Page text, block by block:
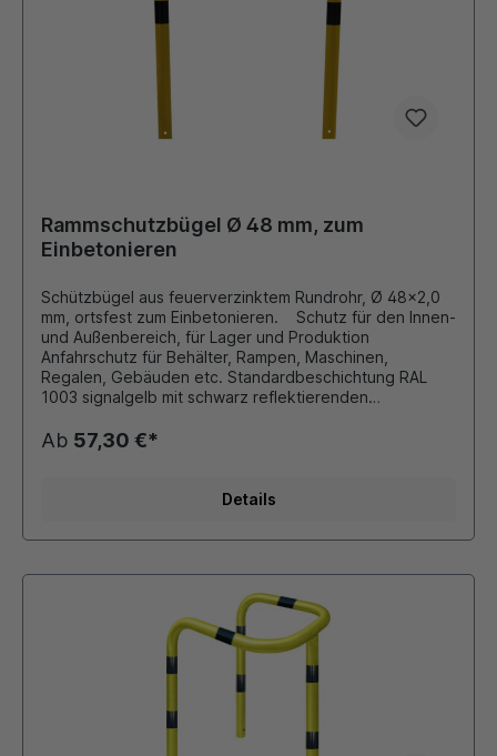
Rammschutzbügel Ø 48 mm, zum
Einbetonieren
Schützbügel aus feuerverzinktem Rundrohr, Ø 48x2,0
mm, ortsfest zum Einbetonieren. Schutz für den Innen-
und Außenbereich, für Lager und Produktion
Anfahrschutz für Behälter, Rampen, Maschinen,
Regalen, Gebäuden etc. Standardbeschichtung RAL
1003 signalgelb mit schwarz reflektierenden
reflektierenden Folienringen. Andere Farben und
Größen auf Anfrage möglich!!!
Ab 57,30 €*
Details